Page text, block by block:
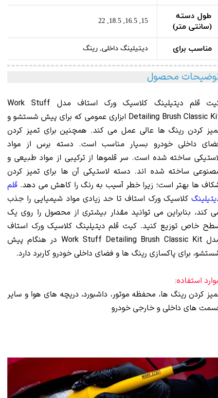
طول دسته
(سانتی متر)
15, 16.5, 18.5, 22
مناسب برای دیتیلینگ داخلی, رینگ
محصول
کیت قلم دیتیلینگ کلاسیک ورک استاف مدل Work Stuff
Detailing Brush Classic
ابزاری عمومی که برای پیش شستشو و
کردن رینگ ها عالی عمل می کند. همچنین برای تمیز کردن
داخلی خودرو بسیار مناسب است. دسته برس از مواد
ساخته شده است. سر قلموها از ترکیبی از مواد طبیعی و
ساخته شده اند. دسته لاستیکی آن ها برای تمیز کردن
ها بهتر است؛ زیرا خطر آسیب به رنگ را کاهش می دهد. قلم
کلاسیک ورک استاف تا حد زیادی مواد شیمیایی را جذب
کند، بنابراین می توانید مقدار بیشتری از محصول را روی یک
خاص توزیع کنید. کیت قلم دیتیلینگ کلاسیک ورک استاف
مدل Work Stuff Detailing Brush Classic Kit در هنگام پیش
برای پاکسازی رینگ ها و فضای داخلی خودرو کاربرد دارد.
استفاده:
کردن رینگ ها، محفظه موتور، داشبورد، دریچه های هوا و سایر
های داخلی و خارجی خودرو